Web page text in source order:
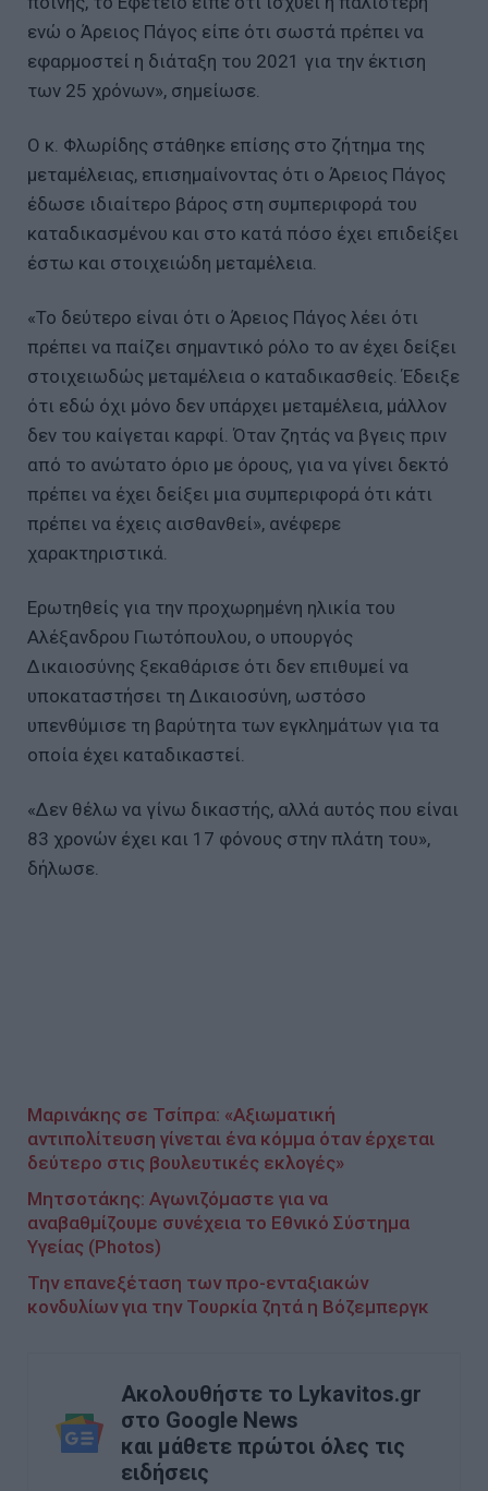
ενώ ο Άρειος Πάγος είπε ότι σωστά πρέπει να
εφαρμοστεί η διάταξη του 2021 για την έκτιση
των 25 χρόνων», σημείωσε.
Ο κ. Φλωρίδης στάθηκε επίσης στο ζήτημα της
μεταμέλειας, επισημαίνοντας ότι ο Άρειος Πάγος
έδωσε ιδιαίτερο βάρος στη συμπεριφορά του
καταδικασμένου και στο κατά πόσο έχει επιδείξει
έστω και στοιχειώδη μεταμέλεια.
«Το δεύτερο είναι ότι ο Άρειος Πάγος λέει ότι
πρέπει να παίζει σημαντικό ρόλο το αν έχει δείξει
στοιχειωδώς μεταμέλεια ο καταδικασθείς. Έδειξε
ότι εδώ όχι μόνο δεν υπάρχει μεταμέλεια, μάλλον
δεν του καίγεται καρφί. Όταν ζητάς να βγεις πριν
από το ανώτατο όριο με όρους, για να γίνει δεκτό
πρέπει να έχει δείξει μια συμπεριφορά ότι κάτι
πρέπει να έχεις αισθανθεί», ανέφερε
χαρακτηριστικά.
Ερωτηθείς για την προχωρημένη ηλικία του
Αλέξανδρου Γιωτόπουλου, ο υπουργός
Δικαιοσύνης ξεκαθάρισε ότι δεν επιθυμεί να
υποκαταστήσει τη Δικαιοσύνη, ωστόσο
υπενθύμισε τη βαρύτητα των εγκλημάτων για τα
οποία έχει καταδικαστεί.
«Δεν θέλω να γίνω δικαστής, αλλά αυτός που είναι
83 χρονών έχει και 17 φόνους στην πλάτη του»,
δήλωσε.
Μαρινάκης σε Τσίπρα: «Αξιωματική
αντιπολίτευση γίνεται ένα κόμμα όταν έρχεται
δεύτερο στις βουλευτικές εκλογές»
Μητσοτάκης: Αγωνιζόμαστε για να
αναβαθμίζουμε συνέχεια το Εθνικό Σύστημα
Υγείας (Photos)
Την επανεξέταση των προ-ενταξιακών
κονδυλίων για την Τουρκία ζητά η Βόζεμπεργκ
Ακολουθήστε το Lykavitos.gr
στο Google News
και μάθετε πρώτοι όλες τις
ειδήσεις